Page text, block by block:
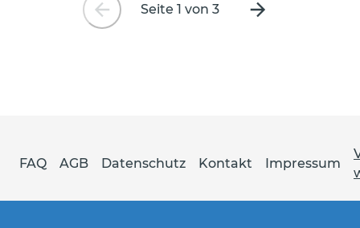
Vorherige
Seite 1 von 3
Nächste
FAQ AGB Datenschutz Kontakt Impressum